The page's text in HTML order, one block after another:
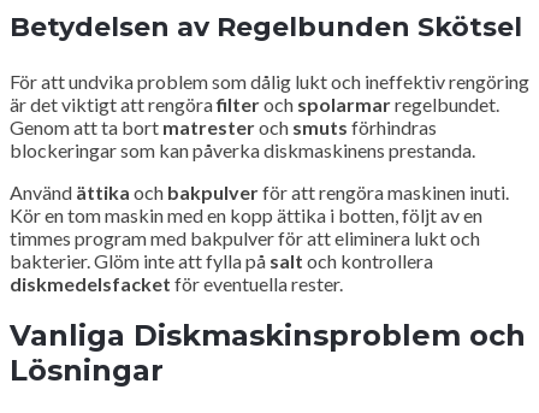
Betydelsen av Regelbunden Skötsel
För att undvika problem som dålig lukt och ineffektiv rengöring
är det viktigt att rengörafilteroch spolarmarregelbundet.
Genom att ta bort matresteroch smuts förhindras
blockeringar som kan påverka diskmaskinens prestanda.
Använd ättika och bakpulverför att rengöra maskinen inuti.
Kör en tom maskin med en kopp ättika i botten, följt av en
timmes program med bakpulver för att eliminera lukt och
bakterier. Glöm inte att fylla på salt och kontrollera
diskmedelsfacket för eventuella rester.
Vanliga Diskmaskinsproblem och
Lösningar